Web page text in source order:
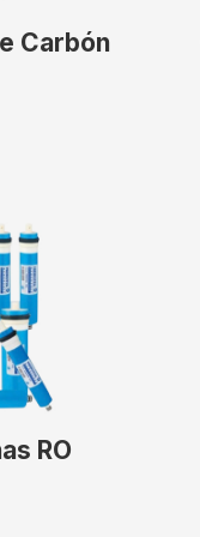
Carbón
RO